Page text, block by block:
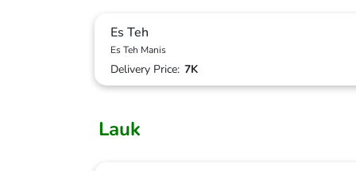
Es Teh
Es Teh Manis
Delivery Price: 7K
Lauk